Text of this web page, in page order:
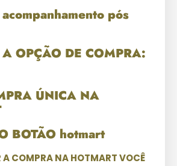
pós
OPÇÃO DE COMPRA:
ÚNICA NA
BOTÃO hotmart
COMPRA NA HOTMART VOCÊ